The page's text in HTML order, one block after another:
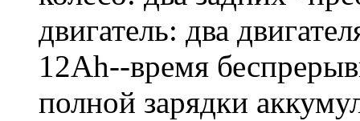
двигатель: два
12Ah--время
полной зарядки